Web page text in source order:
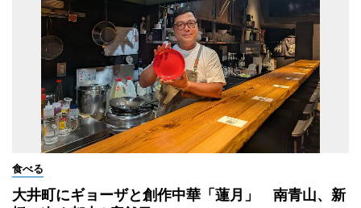
食べる
大井町にギョーザと創作中華「蓮月」 南青山、新